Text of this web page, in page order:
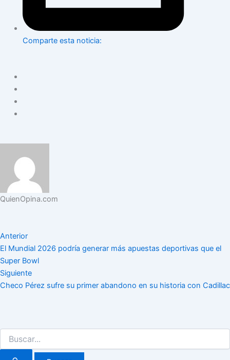
Comparte esta noticia:
QuienOpina.com
Anterior
El Mundial 2026 podría generar más apuestas deportivas que el
Super Bowl
Siguiente
Checo Pérez sufre su primer abandono en su historia con Cadillac
por: